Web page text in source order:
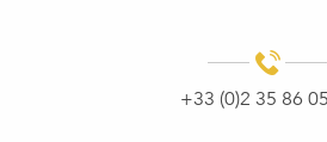
+33 (0)2 35 86